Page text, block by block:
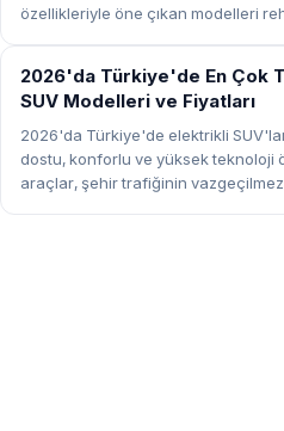
özellikleriyle öne çıkan modelleri
REHBER
2026'da Türkiye'de En Çok
SUV Modelleri ve Fiyatları
2026'da Türkiye'de elektrikli
dostu, konforlu ve yüksek teknoloji
araçlar, şehir trafiğinin